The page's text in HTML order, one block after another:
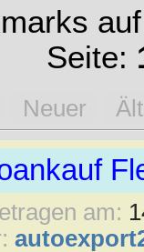
Seite:
Neuer
am: